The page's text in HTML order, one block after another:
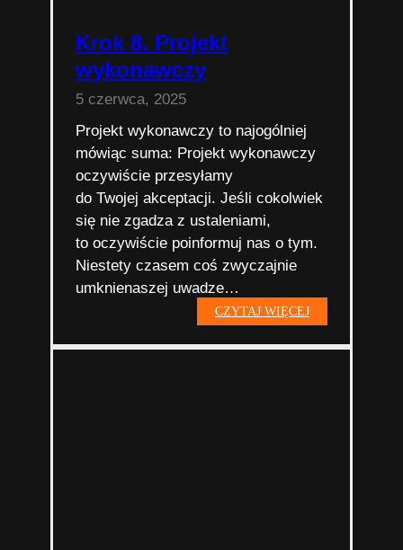
Krok 8. Projekt
wykonawczy
5 czerwca, 2025
Projekt wykonawczy to najogólniej
mówiąc suma: Projekt wykonawczy
oczywiście przesyłamy
do Twojej akceptacji. Jeśli cokolwiek
się nie zgadza z ustaleniami,
to oczywiście poinformuj nas o tym.
Niestety czasem coś zwyczajnie
umknienaszej uwadze…
CZYTAJ WIĘCEJKrok
8.
Projekt